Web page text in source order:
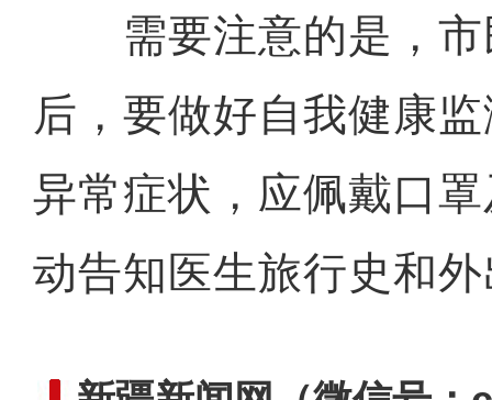
需要注意的是，市
后，要做好自我健康
异常症状，应佩戴口
动告知医生旅行史和